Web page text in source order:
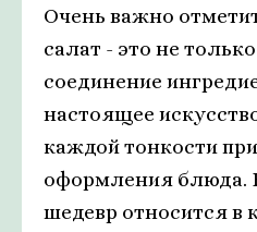
Очень важно
салат - это не
соединение
настоящее
каждой тонкости
оформления блюда.
шедевр относится в